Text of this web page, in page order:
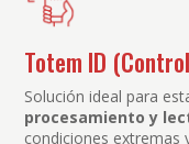
Totem ID
Solución ideal para
procesamiento y
condiciones extremas